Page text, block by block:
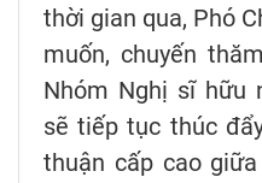
thời gian qua, Phó
muốn, chuyến
Nhóm Nghị sĩ hữu
sẽ tiếp tục thúc
thuận cấp cao